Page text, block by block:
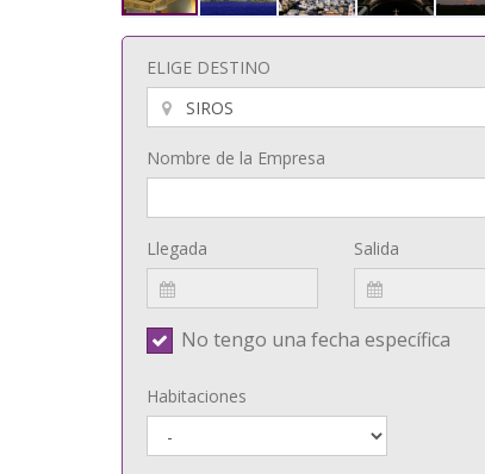
ELIGE DESTINO
Nombre de la Empresa
Llegada Salida
No tengo una fecha específica
Habitaciones